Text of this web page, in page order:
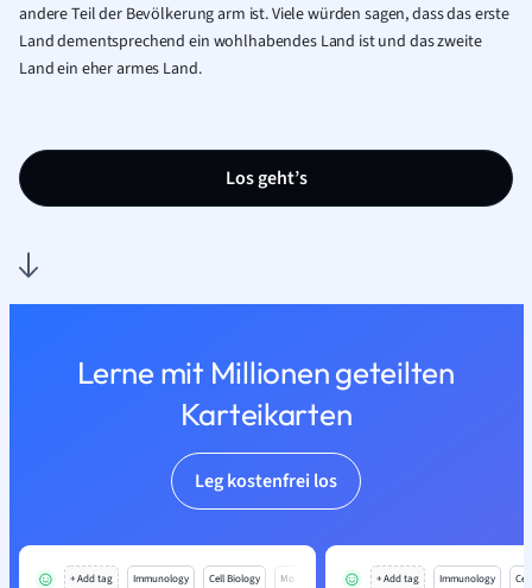
andere Teil der Bevölkerung arm ist. Viele würden sagen, dass das erste
Land dementsprechend ein wohlhabendes Land ist und das zweite
Land ein eher armes Land.
Los geht’s
Lerne mit Millionen geteilten
Karteikarten
Leg kostenfrei los
+ Add tag Immunology Cell Biology Mo + Add tag Immunology